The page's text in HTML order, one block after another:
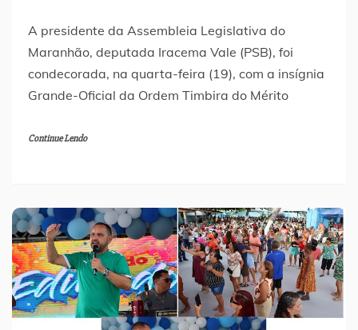
A presidente da Assembleia Legislativa do
Maranhão, deputada Iracema Vale (PSB), foi
condecorada, na quarta-feira (19), com a insígnia
Grande-Oficial da Ordem Timbira do Mérito
Continue Lendo